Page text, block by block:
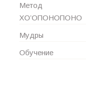
Метод
ХО’ОПОНОПОНО
Мудры
Обучение